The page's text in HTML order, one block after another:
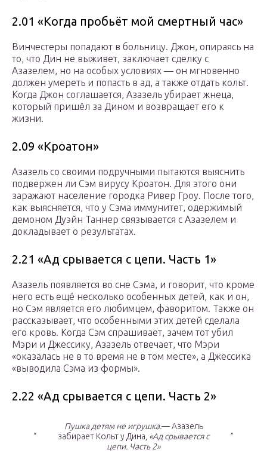
2.01 «Когда пробьёт мой смертный час»
Винчестеры попадают в больницу. Джон, опираясь на
то, что Дин не выживет, заключает сделку с
Азазелем, но на особых условиях — он мгновенно
должен умереть и попасть в ад, а также отдать кольт.
Когда Джон соглашается, Азазель убирает жнеца,
который пришёл за Дином и возвращает его к
жизни.
2.09 «Кроатон»
Азазель со своими подручными пытаются выяснить
подвержен ли Сэм вирусу Кроатон. Для этого они
заражают население городка Ривер Гроу. После того,
как выясняется, что у Сэма иммунитет, одержимый
демоном Дуэйн Таннер связывается с Азазелем и
докладывает о результатах.
2.21 «Ад срывается с цепи. Часть 1»
Азазель появляется во сне Сэма, и говорит, что кроме
него есть ещё несколько особенных детей, как и он,
но Сэм является его любимцем, фаворитом. Также он
рассказывает, что особенными этих детей сделала
его кровь. Когда Сэм спрашивает, зачем тот убил
Мэри и Джессику, Азазель отвечает, что Мэри
«оказалась не в то время не в том месте», а Джессика
«выводила Сэма из формы».
2.22 «Ад срывается с цепи. Часть 2»
“
Пушка детям не игрушка.— Азазель
забирает Кольт у Дина, «Ад срывается с
цепи. Часть 2»
”